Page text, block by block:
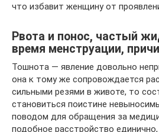
что избавит женщину от
Рвота и понос, частый
время менструации,
Тошнота — явление довольно
она к тому же сопровождается
сильными резями в животе, то
становиться поистине
поводом для обращения за
подобное расстройство